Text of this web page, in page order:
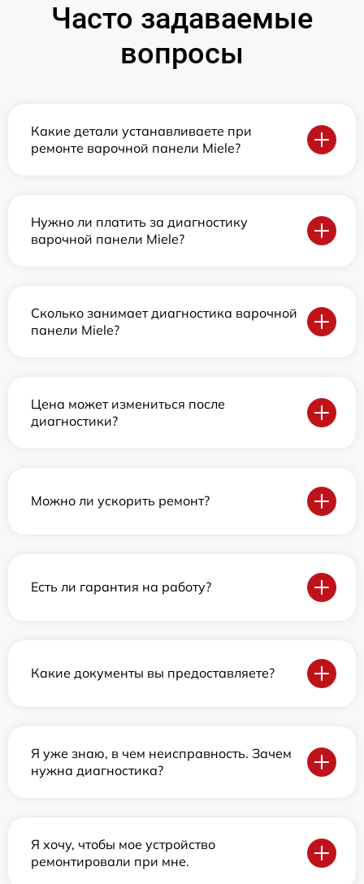
Часто задаваемые
вопросы
Какие детали устанавливаете при
ремонте варочной панели Miele?
Нужно ли платить за диагностику
варочной панели Miele?
Сколько занимает диагностика варочной
панели Miele?
Цена может измениться после
диагностики?
Можно ли ускорить ремонт?
Есть ли гарантия на работу?
Какие документы вы предоставляете?
Я уже знаю, в чем неисправность. Зачем
нужна диагностика?
Я хочу, чтобы мое устройство
ремонтировали при мне.